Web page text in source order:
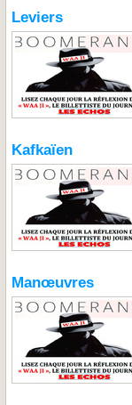
Leviers
Kafkaïen
Manœuvres